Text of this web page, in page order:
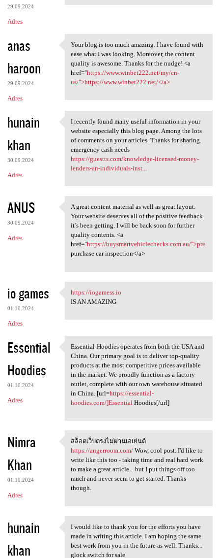
29.09.2024
Adres
anas
haroon
29.09.2024
Adres
Your blog is too much amazing
Your blog is too much amazing. I have found with
ease what I was looking. Moreover, the content
quality is awesome. Thanks for the nudge! <a
href="https://www.winbet222.net/my/en-
us/">https://www.winbet222.net/</a>
hunain
khan
30.09.2024
Adres
I recently found many useful
I recently found many useful information in your
website especially this blog page. Among the lots
of comments on your articles. Thanks for sharing.
emergency cash needs
https://guestts.com/knowledge-licensed-money-
lenders-an-individuals-inst...
ANUS
30.09.2024
Adres
A great content material as
A great content material as well as great layout.
Your website deserves all of the positive feedback
it’s been getting. I will be back soon for further
quality contents. <a
href="https://buysmartvehiclechecks.com.au/">pre
purchase car inspection</a>
io games
01.10.2024
Adres
https://iogamess.io
https://iogamess.io
IS AN AMAZING
Essential
Hoodies
01.10.2024
Adres
Essential-Hoodies operates
Essential-Hoodies operates from both the USA and
China. Our primary goal is to deliver top-quality
products at the most competitive prices available
in the market. We proudly function as a factory
outlet, complete with our own warehouse situated
in China. [url=https://essential-
hoodies.com/]Essential Hoodies[/url]
Nimra
Khan
01.10.2024
Adres
สล็อตเว็บตรงไม่ผ่านเอเย่นต์
สล็อตเว็บตรงไม่ผ่านเอเย่นต์
https://angerroom.com/Wow, cool post. I'd like to
write like this too - taking time and real hard work
to make a great article... but I put things off too
much and never seem to get started. Thanks
though.
hunain
khan
I would like to thank you for
I would like to thank you for the efforts you have
made in writing this article. I am hoping the same
best work from you in the future as well. Thanks...
glock switch for sale